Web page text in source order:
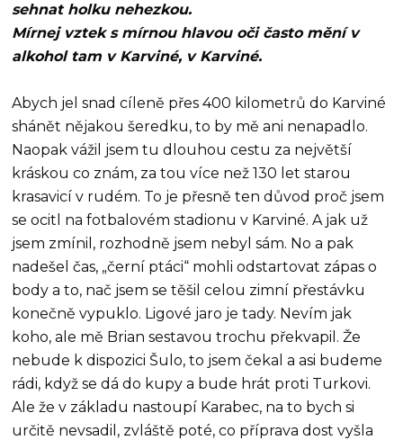
sehnat holku nehezkou.
Mírnej vztek s mírnou hlavou oči často mění v
alkohol tam v Karviné, v Karviné.
Abych jel snad cíleně přes 400 kilometrů do Karviné
shánět nějakou šeredku, to by mě ani nenapadlo.
Naopak vážil jsem tu dlouhou cestu za největší
kráskou co znám, za tou více než 130 let starou
krasavicí v rudém. To je přesně ten důvod proč jsem
se ocitl na fotbalovém stadionu v Karviné. A jak už
jsem zmínil, rozhodně jsem nebyl sám. No a pak
nadešel čas, „černí ptáci“ mohli odstartovat zápas o
body a to, nač jsem se těšil celou zimní přestávku
konečně vypuklo. Ligové jaro je tady. Nevím jak
koho, ale mě Brian sestavou trochu překvapil. Že
nebude k dispozici Šulo, to jsem čekal a asi budeme
rádi, když se dá do kupy a bude hrát proti Turkovi.
Ale že v základu nastoupí Karabec, na to bych si
určitě nevsadil, zvláště poté, co příprava dost vyšla